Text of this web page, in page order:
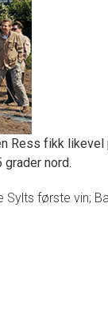
Ress fikk
nord.
første vin;